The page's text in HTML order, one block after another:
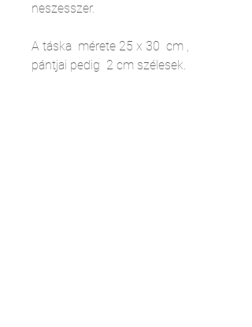
neszesszer.
A táska mérete 25 x 30 cm ,
pántjai pedig 2 cm szélesek.